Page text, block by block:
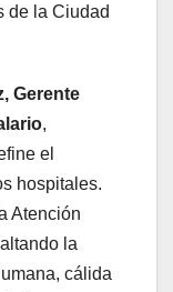
de la Ciudad
Gerente
,
el
hospitales.
Atención
la
cálida